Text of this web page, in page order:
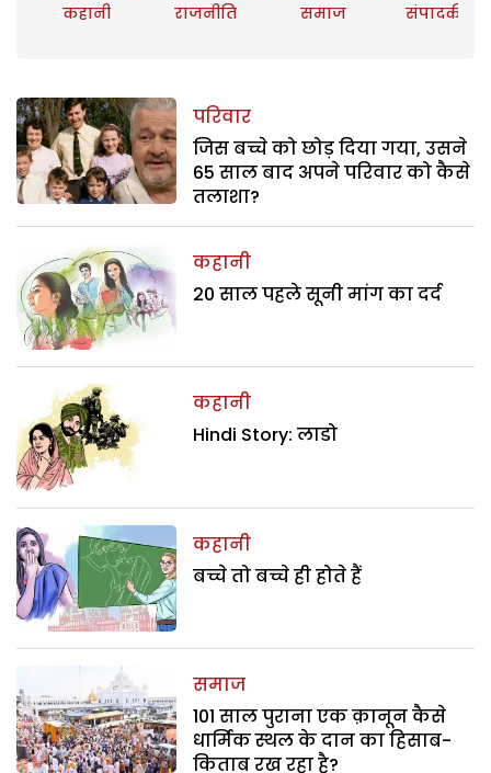
कहानी राजनीति समाज संपादकीय
परिवार
जिस बच्चे को छोड़ दिया गया, उसने
65 साल बाद अपने परिवार को कैसे
तलाशा?
कहानी
20 साल पहले सूनी मांग का दर्द
कहानी
Hindi Story: लाडो
कहानी
बच्चे तो बच्चे ही होते हैं
समाज
101 साल पुराना एक क़ानून कैसे
धार्मिक स्थल के दान का हिसाब-
किताब रख रहा है?